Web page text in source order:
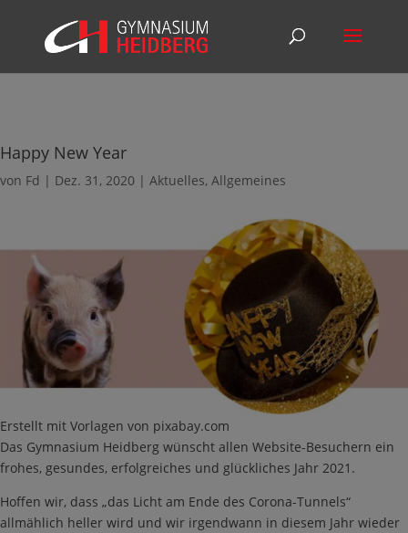
Happy New Year
von Fd | Dez. 31, 2020 | Aktuelles, Allgemeines
Erstellt mit Vorlagen von pixabay.com
Das Gymnasium Heidberg wünscht allen Website-Besuchern ein
frohes, gesundes, erfolgreiches und glückliches Jahr 2021.
Hoffen wir, dass „das Licht am Ende des Corona-Tunnels“
allmählich heller wird und wir irgendwann in diesem Jahr wieder